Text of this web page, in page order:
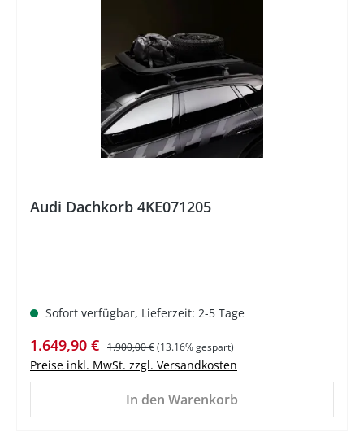
Audi Dachkorb 4KE071205
Sofort verfügbar, Lieferzeit: 2-5 Tage
Verkaufspreis:
1.649,90 € Regulärer Preis:
1.900,00 €(13.16% gespart)
Preise inkl. MwSt. zzgl. Versandkosten
In den Warenkorb